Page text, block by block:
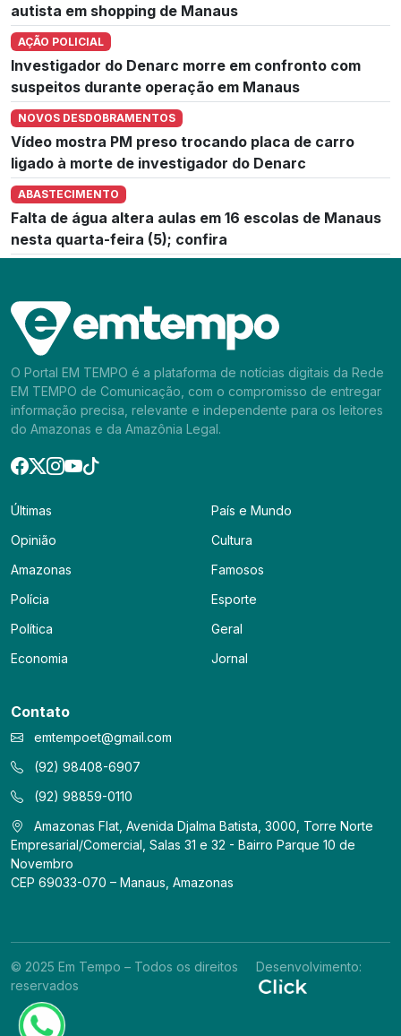
autista em shopping de Manaus
AÇÃO POLICIAL
Investigador do Denarc morre em confronto com
suspeitos durante operação em Manaus
NOVOS DESDOBRAMENTOS
Vídeo mostra PM preso trocando placa de carro
ligado à morte de investigador do Denarc
ABASTECIMENTO
Falta de água altera aulas em 16 escolas de Manaus
nesta quarta-feira (5); confira
O Portal EM TEMPO é a plataforma de notícias digitais da Rede
EM TEMPO de Comunicação, com o compromisso de entregar
informação precisa, relevante e independente para os leitores
do Amazonas e da Amazônia Legal.
Últimas
Opinião
Amazonas
Polícia
Política
Economia
País e Mundo
Cultura
Famosos
Esporte
Geral
Jornal
Contato
emtempoet@gmail.com
(92) 98408-6907
(92) 98859-0110
Amazonas Flat, Avenida Djalma Batista, 3000, Torre Norte
Empresarial/Comercial, Salas 31 e 32 - Bairro Parque 10 de
Novembro
CEP 69033-070 – Manaus, Amazonas
© 2025 Em Tempo – Todos os direitos
reservados
Desenvolvimento: